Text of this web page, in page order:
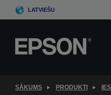
LATVIEŠU
SĀKUMS PRODUKTI